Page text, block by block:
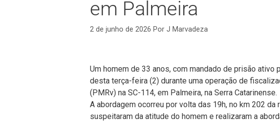
em Palmeira
2 de junho de 2026 Por J Marvadeza
Um homem de 33 anos, com mandado de prisão
desta terça-feira (2) durante uma operação de
(PMRv) na SC-114, em Palmeira, na Serra Catarinense.
A abordagem ocorreu por volta das 19h, no km 202
suspeitaram da atitude do homem e realizaram a